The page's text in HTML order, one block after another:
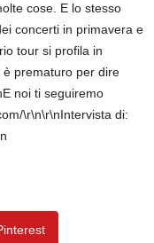
cose. E lo stesso
concerti in primavera e
tour si profila in
prematuro per dire
noi ti seguiremo
\r\n\r\nIntervista di: